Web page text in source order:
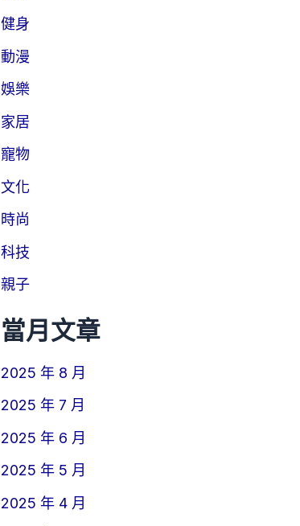
健身
動漫
娛樂
家居
寵物
文化
時尚
科技
親子
當月文章
2025 年 8 月
2025 年 7 月
2025 年 6 月
2025 年 5 月
2025 年 4 月